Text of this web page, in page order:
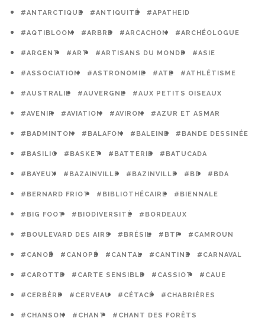
#ANTARCTIQUE #ANTIQUITÉ #APATHEID
#AQTIBLOOM #ARBRE #ARCACHON #ARCHÉOLOGUE
#ARGENT #ART #ARTISANS DU MONDE #ASIE
#ASSOCIATION #ASTRONOMIE #ATE #ATHLÉTISME
#AUSTRALIE #AUVERGNE #AUX PETITS OISEAUX
#AVENIR #AVIATION #AVIRON #AZUR ET ASMAR
#BADMINTON #BALAFON #BALEINE #BANDE DESSINÉE
#BASILIC #BASKET #BATTERIE #BATUCADA
#BAYEUX #BAZAINVILLE #BAZINVILLE #BD #BDA
#BERNARD FRIOT #BIBLIOTHÉCAIRE #BIENNALE
#BIG FOOT #BIODIVERSITÉ #BORDEAUX
#BOULEVARD DES AIRS #BRÉSIL #BTP #CAMROUN
#CANOË #CANOPÉ #CANTAL #CANTINE #CARNAVAL
#CAROTTE #CARTE SENSIBLE #CASSIOT #CAUE
#CERBÈRE #CERVEAU #CÉTACÉ #CHABRIÈRES
#CHANSON #CHANT #CHANT DES FORÊTS